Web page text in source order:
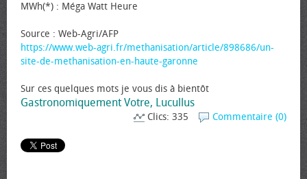
MWh(*) : Méga Watt Heure
Source : Web-Agri/AFP
https://www.web-agri.fr/methanisation/article/898686/un-
site-de-methanisation-en-haute-garonne
Sur ces quelques mots je vous dis à bientôt
Gastronomiquement Votre, Lucullus
Commentaire (0)
Clics: 335